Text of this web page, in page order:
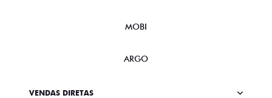
MOBI
ARGO
VENDAS DIRETAS